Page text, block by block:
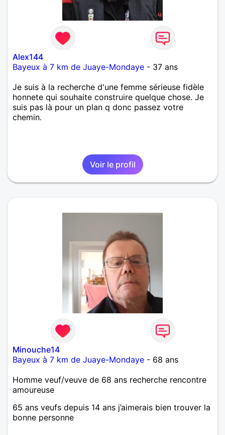
Alex144
Bayeux à 7 km de Juaye-Mondaye - 37 ans
Je suis à la recherche d'une femme sérieuse fidèle
honnete qui souhaite construire quelque chose. Je
suis pas là pour un plan q donc passez votre
chemin.
Voir le profil
Minouche14
Bayeux à 7 km de Juaye-Mondaye - 68 ans
Homme veuf/veuve de 68 ans recherche rencontre
amoureuse
65 ans veufs depuis 14 ans j’aimerais bien trouver la
bonne personne